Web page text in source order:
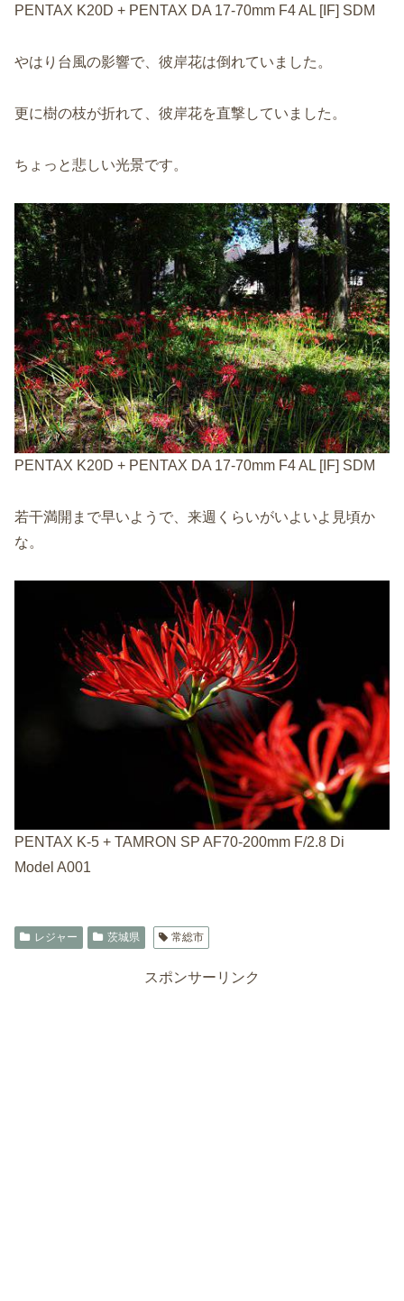
PENTAX K20D + PENTAX DA 17-70mm F4 AL [IF] SDM
やはり台風の影響で、彼岸花は倒れていました。
更に樹の枝が折れて、彼岸花を直撃していました。
ちょっと悲しい光景です。
PENTAX K20D + PENTAX DA 17-70mm F4 AL [IF] SDM
若干満開まで早いようで、来週くらいがいよいよ見頃か
な。
PENTAX K-5 + TAMRON SP AF70-200mm F/2.8 Di
Model A001
レジャー 茨城県 常総市
スポンサーリンク